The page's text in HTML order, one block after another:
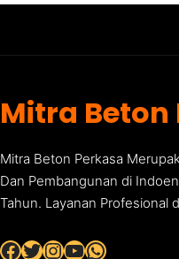
Mitra Beton
Mitra Beton Perkasa
Dan Pembangunan di
Tahun. Layanan Profesional
Facebook Twitter InstagramYouTube WhatsApp